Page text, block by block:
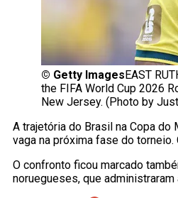
© Getty Images EAST
the FIFA World Cup 2026
New Jersey. (Photo by
A trajetória do Brasil na Copa do
vaga na próxima fase do
O confronto ficou marcado
noruegueses, que